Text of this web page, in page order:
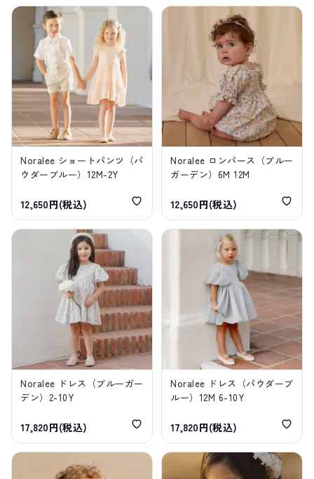
Noralee ショートパンツ（パ
ウダーブルー）12M-2Y
12,650円(税込)
Noralee ロンパース（ブルー
ガーデン）6M 12M
12,650円(税込)
Noralee ドレス（ブルーガー
デン）2-10Y
17,820円(税込)
Noralee ドレス（パウダーブ
ルー）12M 6-10Y
17,820円(税込)